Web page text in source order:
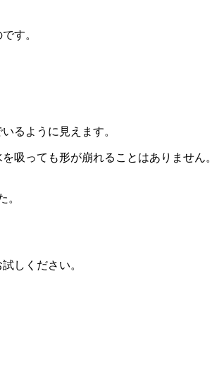
す。
るように見えます。
吸っても形が崩れることはありません。
。
しください。